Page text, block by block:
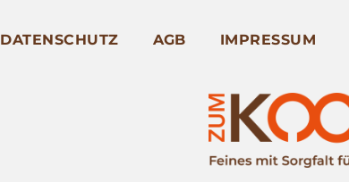
DATENSCHUTZ AGB IMPRESSUM